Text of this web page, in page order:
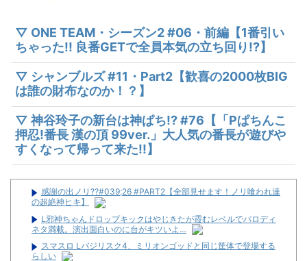
▽ ONE TEAM・シーズン2 #06・前編【1番引い
ちゃった!! 良番GETで全員本気の立ち回り!?】
▽ シャンブルズ #11・Part2【歓喜の2000枚BIG
は誰の財布なのか！？】
▽ 神谷玲子の新台は神ぱち!? #76【「Pぱちんこ
押忍!番長 漢の頂 99ver.」大人気の番長が遊びや
すくなって帰って来た!!】
感謝の出ノリ??#039;26 #PART2【全部見せます！ノリ喰われ達
の超絶神ヒキ】
L邪神ちゃんドロップキックはやじきたが霞むレベルでパロディ
ネタ満載。演出面白いのに台がキツいよ…
スマスロ Lバジリスク4、ミリオンゴッドと同じ筐体で登場する
らしい